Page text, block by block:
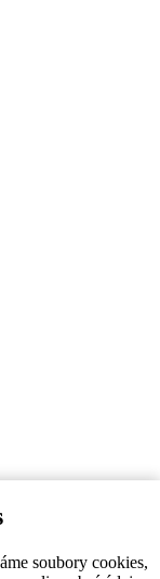
soubory cookies,